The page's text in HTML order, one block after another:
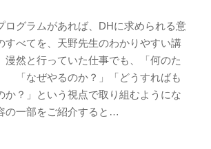
ログラムがあれば、DHに求められる意
すべてを、天野先生のわかりやすい講
漫然と行っていた仕事でも、「何のた
「なぜやるのか？」「どうすればも
か？」という視点で取り組むようにな
の一部をご紹介すると…